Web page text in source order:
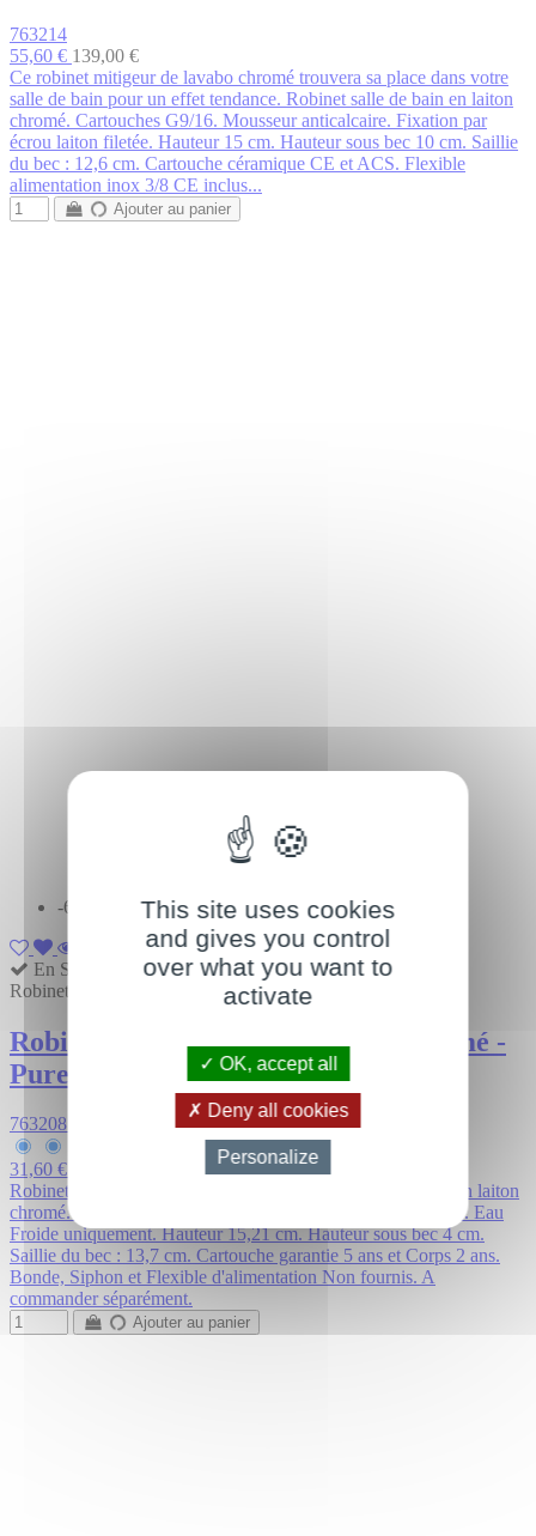
763214
55,60 € 139,00 €
Ce robinet mitigeur de lavabo chromé trouvera sa place dans votre
salle de bain pour un effet tendance. Robinet salle de bain en laiton
chromé. Cartouches G9/16. Mousseur anticalcaire. Fixation par
écrou laiton filetée. Hauteur 15 cm. Hauteur sous bec 10 cm. Saillie
du bec : 12,6 cm. Cartouche céramique CE et ACS. Flexible
alimentation inox 3/8 CE inclus...
Ajouter au panier
-60%
En Stock
Robinet vasque et lavabo bec bas
Robinet lave main eau froide - Chromé -
Pure
763208 GLS
31,60 €
Robinet eau froide Pure pour Lave main. Petit robinet WC en laiton
chromé. Cartouche 1/4 de tour céramique norme CE et ACS. Eau
Froide uniquement. Hauteur 15,21 cm. Hauteur sous bec 4 cm.
Saillie du bec : 13,7 cm. Cartouche garantie 5 ans et Corps 2 ans.
Bonde, Siphon et Flexible d'alimentation Non fournis. A
commander séparément.
Ajouter au panier
This site uses cookies
and gives you control
over what you want to
activate
OK, accept all
Deny all cookies
Personalize